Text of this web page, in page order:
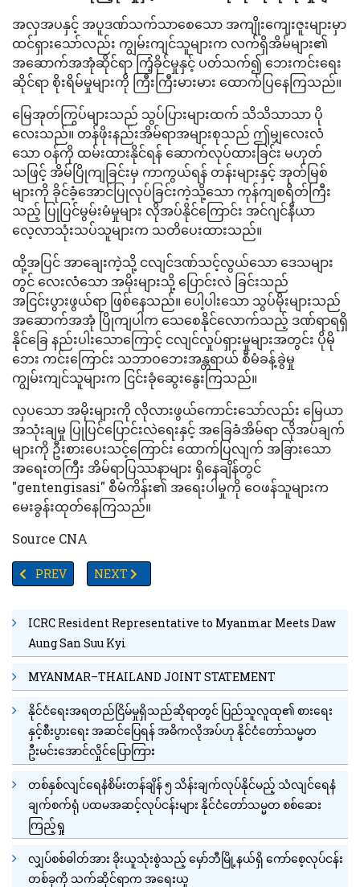
အလှအပနှင့် အပူဒဏ်သက်သာစေသော အကျိုးကျေးဇူးများမှာ
ထင်ရှားသော်လည်း ကျွမ်းကျင်သူများက လက်ရှိအိမ်များ၏
အဆောက်အအုံဆိုင်ရာ ကြံ့ခိုင်မှုနှင့် ပတ်သက်၍ ဘေးကင်းရေး
ဆိုင်ရာ စိုးရိမ်မှုများကို ကြီးကြီးမားမား ထောက်ပြနေကြသည်။
မြေအုတ်ကြွပ်များသည် သွပ်ပြားများထက် သိသိသာသာ ပို
လေးသည်။ တန်ဖိုးနည်းအိမ်ရာအများစုသည် ဤမျှလေးလံ
သော ဝန်ကို ထမ်းထားနိုင်ရန် ဆောက်လုပ်ထားခြင်း မဟုတ်
သဖြင့် အိမ်ပြိုကျခြင်းမှ ကာကွယ်ရန် တန်းများနှင့် အုတ်မြစ်
များကို ခိုင်ခံ့အောင်ပြုလုပ်ခြင်းကဲ့သို့သော ကုန်ကျစရိတ်ကြီး
သည့် ပြုပြင်မွမ်းမံမှုများ လိုအပ်နိုင်ကြောင်း အင်ဂျင်နီယာ
လေ့လာသုံးသပ်သူများက သတိပေးထားသည်။
ထို့အပြင် အာချေးကဲ့သို့ ငလျင်ဒဏ်သင့်လွယ်သော ဒေသများ
တွင် လေးလံသော အမိုးများသို့ ပြောင်းလဲ ခြင်းသည်
အငြင်းပွားဖွယ်ရာ ဖြစ်နေသည်။ ပေါ့ပါးသော သွပ်မိုးများသည်
အဆောက်အအုံ ပြိုကျပါက သေစေနိုင်လောက်သည့် ဒဏ်ရာရရှိ
နိုင်ခြေ နည်းပါးသောကြောင့် ငလျင်လှုပ်ရှားမှုများအတွင်း ပိုမို
ဘေး ကင်းကြောင်း သဘာဝဘေးအန္တရာယ် စီမံခန့်ခွဲမှု
ကျွမ်းကျင်သူများက ငြင်းခုံဆွေးနွေးကြသည်။
လှပသော အမိုးများကို လိုလားဖွယ်ကောင်းသော်လည်း မြေယာ
အသုံးချမှု ပြုပြင်ပြောင်းလဲရေးနှင့် အခြေခံအိမ်ရာ လိုအပ်ချက်
များကို ဦးစားပေးသင့်ကြောင်း ထောက်ပြလျက် အခြားသော
အရေးတကြီး အိမ်ရာပြဿနာများ ရှိနေချိန်တွင်
"gentengisasi" စီမံကိန်း၏ အရေးပါမှုကို ဝေဖန်သူများက
မေးခွန်းထုတ်နေကြသည်။
Source CNA
PREVIOUS ARTICLE: လောင်စာဆီဈေးနှုန်းမြင့်တက်ခြင်းကြောင့်
PREV NEXT ARTICLE: နယ်စပ်အရေး "ဝင်ရောက်စွက်ဖက်မှု
NEXT
ICRC Resident Representative to Myanmar Meets Daw
Aung San Suu Kyi
MYANMAR–THAILAND JOINT STATEMENT
နိုင်ငံရေးအရတည်ငြိမ်မှုရှိသည်ဆိုရာတွင် ပြည်သူလူထု၏ စားရေး
နှင့်စီးပွားရေး အဆင်ပြေရန် အဓိကလိုအပ်ဟု နိုင်ငံတော်သမ္မတ
ဦးမင်းအောင်လှိုင်ပြောကြား
တစ်နှစ်လျင်ရေနံစိမ်းတန်ချိန် ၅ သိန်းချက်လုပ်နိုင်မည့် သံလျင်ရေနံ
ချက်စက်ရုံ ပထမအဆင့်လုပ်ငန်းများ နိုင်ငံတော်သမ္မတ စစ်ဆေး
ကြည့်ရှု
လျှပ်စစ်ဓါတ်အား ခိုးယူသုံးစွဲသည့် မှော်ဘီမြို့နယ်ရှိ ကော်စေ့လုပ်ငန်း
တစ်ခုကို သက်ဆိုင်ရာက အရေးယူ